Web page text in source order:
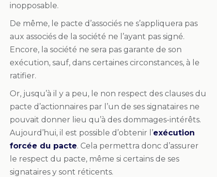
inopposable.
De même, le pacte d’associés ne s’appliquera pas
aux associés de la société ne l’ayant pas signé.
Encore, la société ne sera pas garante de son
exécution, sauf, dans certaines circonstances, à le
ratifier.
Or, jusqu’à il y a peu, le non respect des clauses du
pacte d’actionnaires par l’un de ses signataires ne
pouvait donner lieu qu’à des dommages-intérêts.
Aujourd’hui, il est possible d’obtenir l’exécution
forcée du pacte. Cela permettra donc d’assurer
le respect du pacte, même si certains de ses
signataires y sont réticents.